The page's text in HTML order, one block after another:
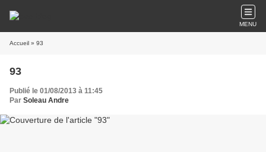
MENU
Accueil » 93
93
Publié le 01/08/2013 à 11:45
Par Soleau Andre